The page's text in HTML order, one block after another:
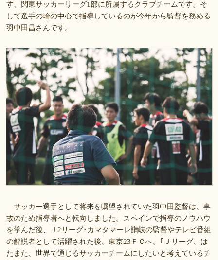
す、関東サッカーリーグ1部に所属するクラブチームです。そ
して選手の輪の中心で指導しているのが今年から監督を務める
羽中田昌さんです。
サッカー選手として将来を嘱望されていた羽中田監督は、事
故のため指導者へと転向しました。スペインで指導のノウハウ
を学んだ後、Ｊ2リーグ･カマタマーレ讃岐の監督やテレビ番組
の解説者として活躍された後、東京23ＦＣへ。｢Ｊリーグ、は
たまた、世界で通じるサッカーチームにしたいと考えているチ